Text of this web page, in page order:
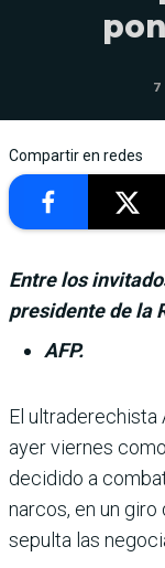
7
Compartir en redes
Entre los
presidente de la
AFP.
El ultraderechista
ayer viernes
decidido a
narcos, en un
sepulta las